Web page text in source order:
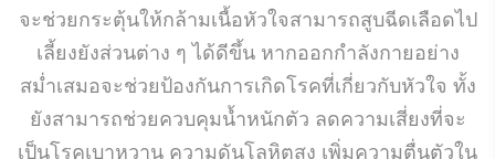
จะช่วยกระตุ้นให้กล้ามเนื้อหัวใจสามารถสูบฉีดเลือดไป
เลี้ยงยังส่วนต่าง ๆ ได้ดีขึ้น หากออกกำลังกายอย่าง
สม่ำเสมอจะช่วยป้องกันการเกิดโรคที่เกี่ยวกับหัวใจ ทั้ง
ยังสามารถช่วยควบคุมน้ำหนักตัว ลดความเสี่ยงที่จะ
เป็นโรคเบาหวาน ความดันโลหิตสูง เพิ่มความตื่นตัวใน